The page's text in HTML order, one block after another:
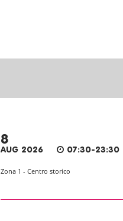
8
AUG 2026 07:30-23:30
Zona 1 - Centro storico